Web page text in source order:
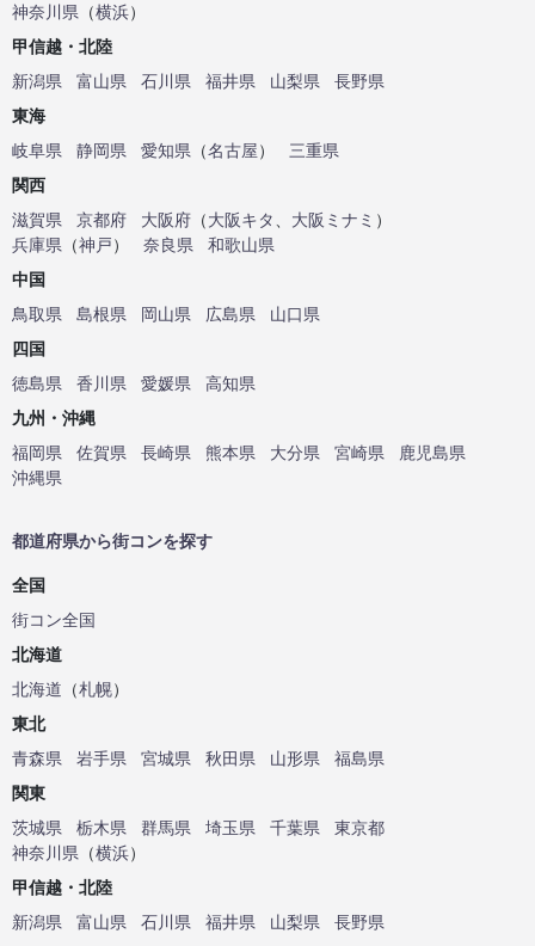
神奈川県 （横浜）
甲信越・北陸
新潟県
富山県 石川県 福井県 山梨県
長野県
東海
岐阜県
静岡県 愛知県 （名古屋）
三重県
関西
滋賀県
京都府 大阪府 （大阪キタ 大阪ミナミ ）
兵庫県 （神戸） 奈良県
和歌山県
中国
鳥取県
島根県 岡山県 広島県
山口県
四国
徳島県
香川県 愛媛県
高知県
九州・沖縄
福岡県
佐賀県 長崎県 熊本県 大分県 宮崎県
鹿児島県
沖縄県
都道府県から街コンを探す
全国
街コン全国
北海道
北海道 （札幌）
東北
青森県
岩手県 宮城県 秋田県 山形県
福島県
関東
茨城県
栃木県 群馬県 埼玉県 千葉県
東京都
神奈川県 （横浜）
甲信越・北陸
新潟県
富山県 石川県 福井県 山梨県
長野県